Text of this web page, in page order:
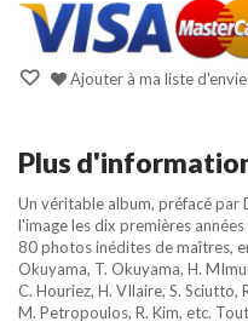
Ajouter à ma liste
Plus
Un véritable album, préfacé par
l'image les dix premières
80 photos inédites de maîtres,
Okuyama, T. Okuyama, H.
C. Houriez, H. VIlaire, S. Sciutto,
M. Petropoulos, R. Kim, etc.